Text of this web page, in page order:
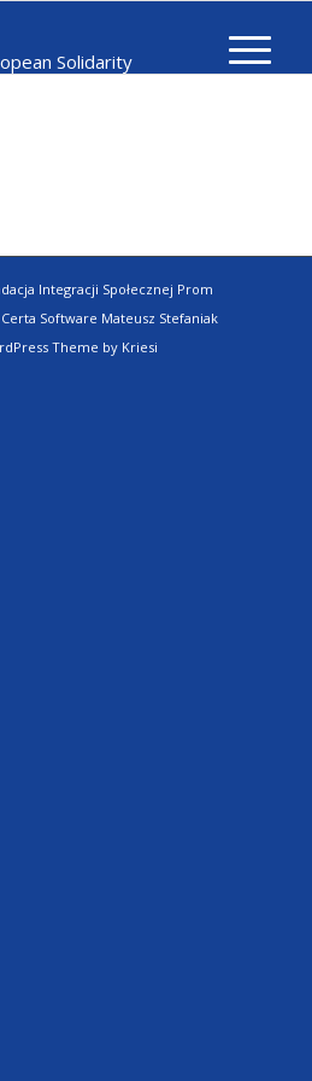
Integracji Społecznej Prom
Certa Software Mateusz Stefaniak
Theme by Kriesi